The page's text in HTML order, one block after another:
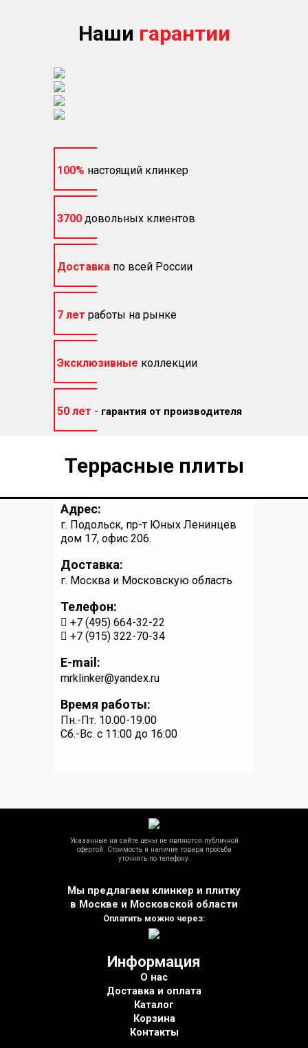
Наши гарантии
100% настоящий клинкер
3700 довольных клиентов
Доставка по всей России
7 лет работы на рынке
Эксклюзивные коллекции
50 лет - гарантия от производителя
Террасные плиты
Адрес:
г. Подольск, пр-т Юных Ленинцев
дом 17, офис 206.
Доставка:
г. Москва и Московскую область
Телефон:
+7 (495) 664-32-22
+7 (915) 322-70-34
E-mail:
mrklinker@yandex.ru
Время работы:
Пн.-Пт. 10.00-19.00
Сб.-Вс. c 11:00 до 16:00
Указанные на сайте цены не являются публичной
офертой. Стоимость и наличие товара просьба
уточнять по телефону.
Мы предлагаем клинкер и плитку
в Москве и Московской области
Оплатить можно через:
Информация
О нас
Доставка и оплата
Каталог
Корзина
Контакты